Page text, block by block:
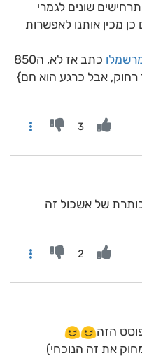
מכין אותנו לאפשרות
כתב אז לא, ה850
רחוק, אבל כרגע הוא חם}
3
של אשכול זה
2
הזה
את זה הנוכחי)